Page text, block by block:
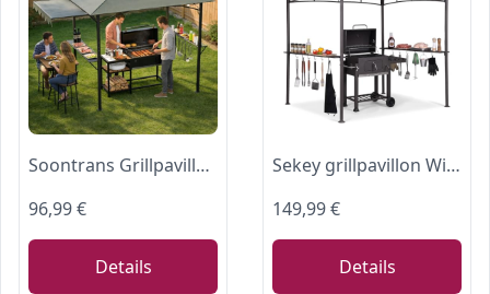
Soontrans Grillpavillon mit Seitendach & 2 Seitenablagen & 5 Haken, Überdachter Grillplatz für Garten, Flammschutz Doppelsrauchabzug, 244 x 151 x 260 cm, Pavillon BBQ Pavillon aus Stahlgestell
96,99 €
Details
Sekey grillpavillon Winterfest wetterfest mit Doppeldach, Seitenregalen, Haken & Flaschenöffner, sekundenschnell aufbaubar UV-Schutz 50+, grillüberdachung Outdoor für Garten BBQ Camping, Anthrazit
149,99 €
Details